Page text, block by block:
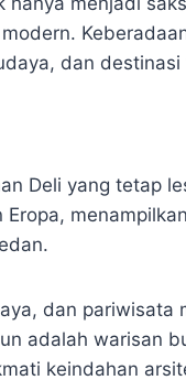
dan
Deli yang tetap
dan pariwisata
adalah warisan
keindahan